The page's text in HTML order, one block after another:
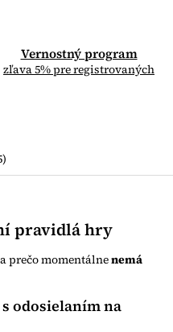
Vernostný program
zľava 5% pre registrovaných
pravidlá hry
prečo momentálnenemá
odosielaním na